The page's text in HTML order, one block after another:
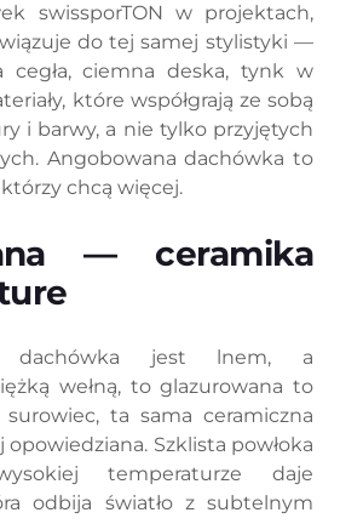
swissporTON w projektach,
do tej samej stylistyki —
cegła, ciemna deska, tynk w
które współgrają ze sobą
i barwy, a nie tylko przyjętych
Angobowana dachówka to
chcą więcej.
— ceramika
dachówka jest lnem, a
wełną, to glazurowana to
ta sama ceramiczna
opowiedziana. Szklista powłoka
temperaturze daje
odbija światło z subtelnym